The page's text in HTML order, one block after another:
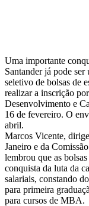
Uma importante
Santander já pode
seletivo de bolsas de
realizar a inscrição
Desenvolvimento e
16 de fevereiro. O
abril.
Marcos Vicente,
Janeiro e da
lembrou que as
conquista da luta da
salariais, constando
para primeira
para cursos de MBA.